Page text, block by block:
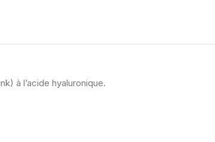
à l’acide hyaluronique.